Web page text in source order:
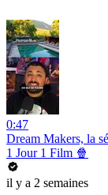
0:47
Dream Makers, la
1 Jour 1 Film 🍿
il y a 2 semaines